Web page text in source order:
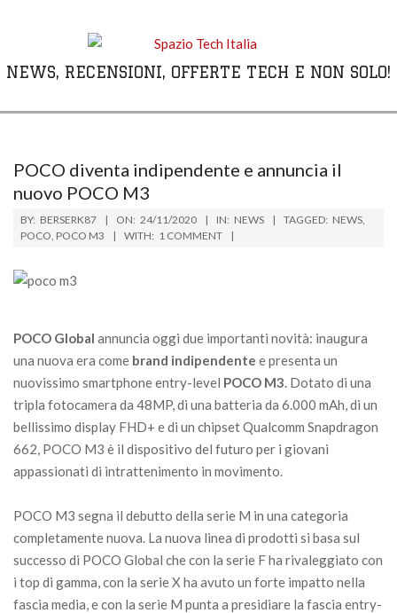
NEWS, RECENSIONI, OFFERTE TECH E NON SOLO!
MenuPOCO diventa indipendente e annuncia il
nuovo POCO M3
BY: BERSERK87 ON: 24/11/2020 IN: NEWS TAGGED: NEWS
POCO POCO M3 WITH: 1 COMMENT
POCO Global annuncia oggi due importanti novità: inaugura
una nuova era come brand indipendente e presenta un
nuovissimo smartphone entry-level POCO M3. Dotato di una
tripla fotocamera da 48MP, di una batteria da 6.000 mAh, di un
bellissimo display FHD+ e di un chipset Qualcomm Snapdragon
662, POCO M3 è il dispositivo del futuro per i giovani
appassionati di intrattenimento in movimento.
POCO M3 segna il debutto della serie M in una categoria
completamente nuova. La nuova linea di prodotti si basa sul
successo di POCO Global che con la serie F ha rivaleggiato con
i top di gamma, con la serie X ha avuto un forte impatto nella
fascia media, e con la serie M punta a presidiare la fascia entry-